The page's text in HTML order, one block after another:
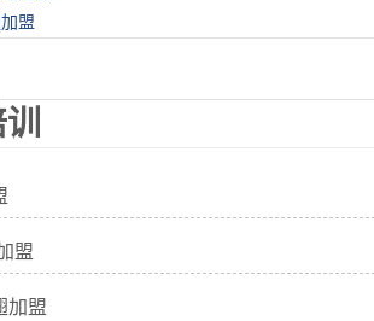
盟
盟
加盟